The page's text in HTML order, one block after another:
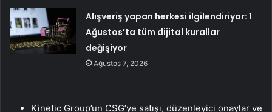
Alışveriş yapan herkesi ilgilendiriyor: 1
Ağustos’ta tüm dijital kurallar
değişiyor
Ağustos 7, 2026
Kinetic Group’un CSG’ye satışı, düzenleyici onaylar ve